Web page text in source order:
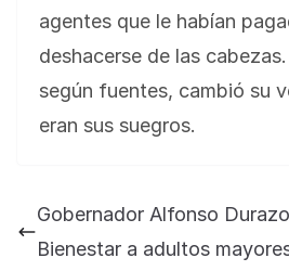
agentes que le habían
deshacerse de las
según fuentes, cambió su
eran sus suegros.
Gobernador Alfonso
Bienestar a adultos